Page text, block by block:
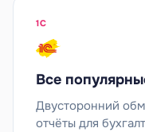
1С
Все
Двусторонний
отчёты для